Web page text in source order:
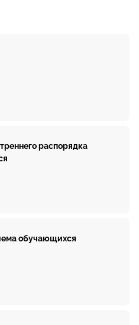
распорядка
обучающихся